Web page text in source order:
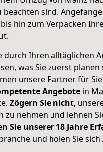
beachten sind.
hin zum Verpacken
durch Ihren alltäglichen
was Sie zuerst planen
unsere Partner für
Angebote in
Zögern Sie nicht,
zu nehmen und lehnen
Sie unserer 18 Jahre
und holen Sie sich